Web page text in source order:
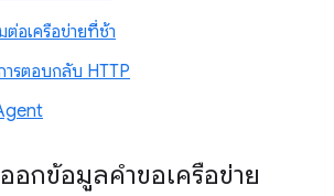
ต่อเครือข่ายที่ช้า
รตอบกลับ HTTP
กข้อมูลคำขอเครือข่าย